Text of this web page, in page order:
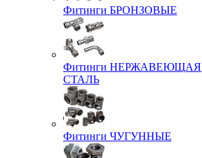
Фитинги БРОНЗОВЫЕ
Фитинги НЕРЖАВЕЮЩАЯ
СТАЛЬ
Фитинги ЧУГУННЫЕ